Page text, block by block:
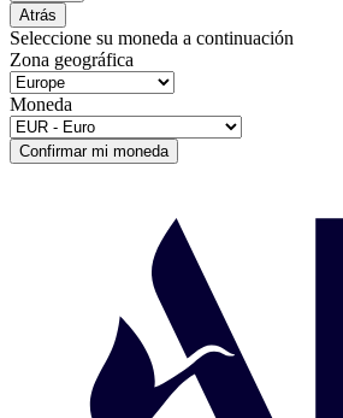
Atrás
Seleccione su moneda a continuación
Zona geográfica
Moneda
Confirmar mi moneda